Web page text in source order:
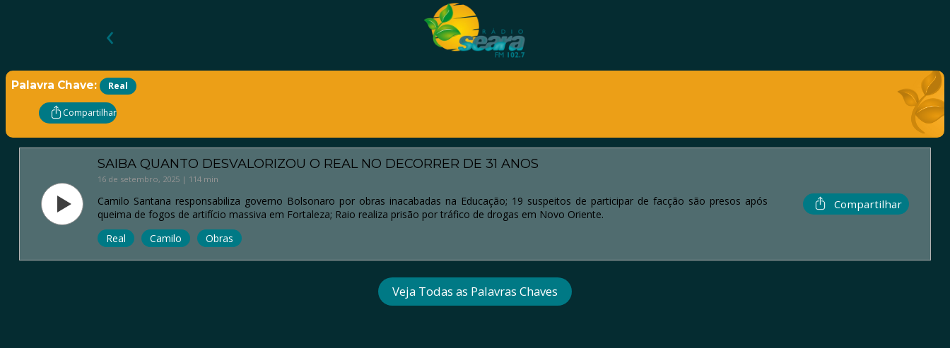
‹
Palavra Chave: Real
Compartilhar
SAIBA QUANTO DESVALORIZOU O REAL NO DECORRER DE 31 ANOS
16 de setembro, 2025 | 114 min
Camilo Santana responsabiliza governo Bolsonaro por obras inacabadas na Educação; 19 suspeitos de participar de facção são presos após
queima de fogos de artifício massiva em Fortaleza; Raio realiza prisão por tráfico de drogas em Novo Oriente.
Real
Camilo Obras
Compartilhar
Veja Todas as Palavras Chaves